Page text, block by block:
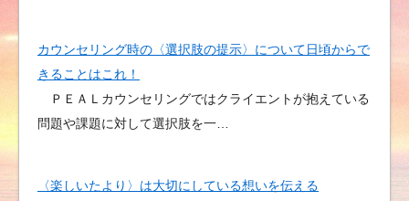
カウンセリング時の〈選択肢の提示〉について日頃からで
きることはこれ！
ＰＥＡＬカウンセリングではクライエントが抱えている
問題や課題に対して選択肢を一…
〈楽しいたより〉は大切にしている想いを伝える